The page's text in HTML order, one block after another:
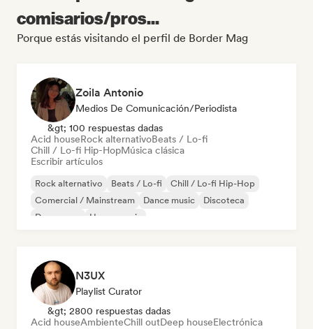
comisarios/pros...
Porque estás visitando el perfil de Border Mag
Zoila Antonio
Medios De Comunicación/Periodista
&gt; 100 respuestas dadas
Acid houseRock alternativoBeats / Lo-fi
Chill / Lo-fi Hip-HopMúsica clásica
Escribir artículos
Rock alternativo Beats / Lo-fi
Chill / Lo-fi Hip-Hop
Comercial / Mainstream
Dance music
Discoteca
Dream pop
House music
N3UX
Playlist Curator
&gt; 2800 respuestas dadas
Acid houseAmbienteChill outDeep houseElectrónica